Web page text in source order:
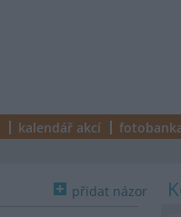
kalendář akcí
přidat názor